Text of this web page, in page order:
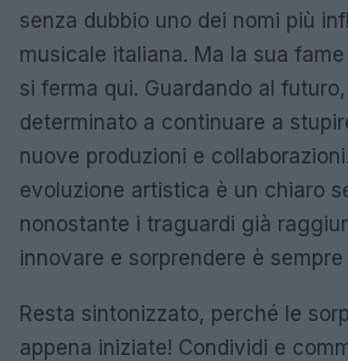
senza dubbio uno dei nomi più
musicale italiana. Ma la sua
si ferma qui. Guardando al futuro,
determinato a continuare a
nuove produzioni e
evoluzione artistica è un chiaro
nonostante i traguardi già
innovare e sorprendere è
Resta sintonizzato, perché le
appena iniziate! Condividi e